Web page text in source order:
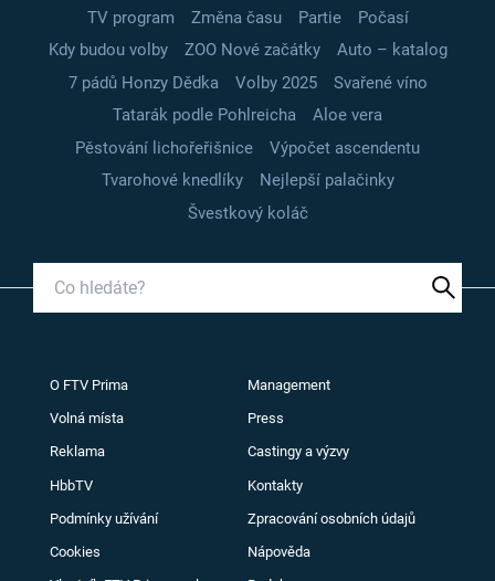
TV program
Změna času Partie
Počasí
Kdy budou volby
ZOO Nové začátky
Auto – katalog
7 pádů Honzy Dědka
Volby 2025
Svařené víno
Tatarák podle Pohlreicha
Aloe vera
Pěstování lichořeřišnice
Výpočet ascendentu
Tvarohové knedlíky
Nejlepší palačinky
Švestkový koláč
O FTV Prima Management
Volná místa Press
Reklama Castingy a výzvy
HbbTV Kontakty
Podmínky užívání Zpracování osobních údajů
Cookies Nápověda